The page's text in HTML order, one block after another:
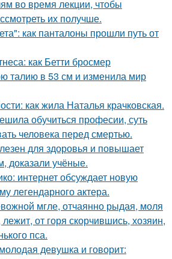
во время лекции, чтобы
их получше.
как панталоны прошли путь от
как Бетти бросмер
талию в 53 см и изменила мир
как жила Наталья крачковская.
обучиться професии, суть
человека перед смертью.
для здоровья и повышает
доказали учёные.
интернет обсуждает новую
легендарного актера.
мгле, отчаянно рыдая, моля
от горя скорчившись, хозяин,
пса.
девушка и говорит: